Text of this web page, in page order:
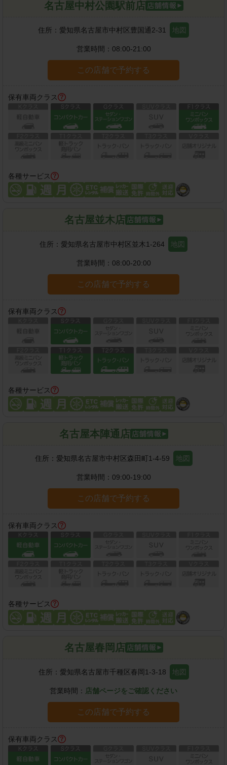
名古屋中村公園駅前店
住所： 愛知県名古屋市中村区豊国通2-31 地図
営業時間： 08:00-21:00
この店舗で予約する
保有車両クラス
各種サービス
名古屋並木店
住所： 愛知県名古屋市中村区並木1-264 地図
営業時間： 08:00-20:00
この店舗で予約する
保有車両クラス
各種サービス
名古屋本陣通店
住所： 愛知県名古屋市中村区森田町1-4-59 地図
営業時間： 09:00-19:00
この店舗で予約する
保有車両クラス
各種サービス
名古屋春岡店
住所： 愛知県名古屋市千種区春岡1-3-18 地図
営業時間： 店舗ページをご確認ください
この店舗で予約する
保有車両クラス